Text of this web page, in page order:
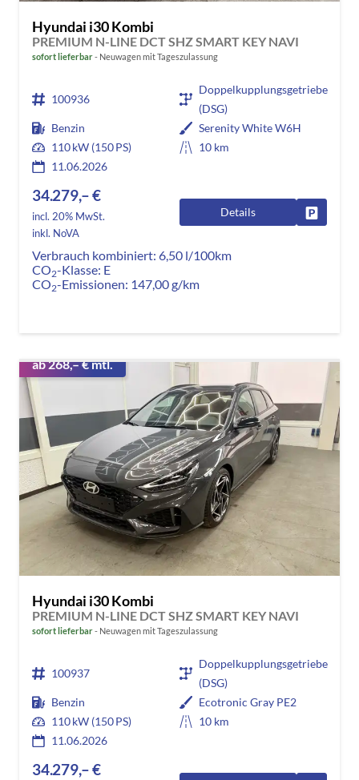
Hyundai i30 Kombi
PREMIUM N-LINE DCT SHZ SMART KEY NAVI
sofort lieferbar Neuwagen mit Tageszulassung
100936
Doppelkupplungsgetriebe
(DSG)
Benzin
Serenity White W6H
110 kW (150 PS)
10 km
11.06.2026
34.279,– €
incl. 20% MwSt.
inkl. NoVA
Details
Verbrauch kombiniert: 6,50 l/100km
CO2-Klasse: E
CO2-Emissionen: 147,00 g/km
ab 268,– € mtl.
Hyundai i30 Kombi
PREMIUM N-LINE DCT SHZ SMART KEY NAVI
sofort lieferbar Neuwagen mit Tageszulassung
100937
Doppelkupplungsgetriebe
(DSG)
Benzin
Ecotronic Gray PE2
110 kW (150 PS)
10 km
11.06.2026
34.279,– €